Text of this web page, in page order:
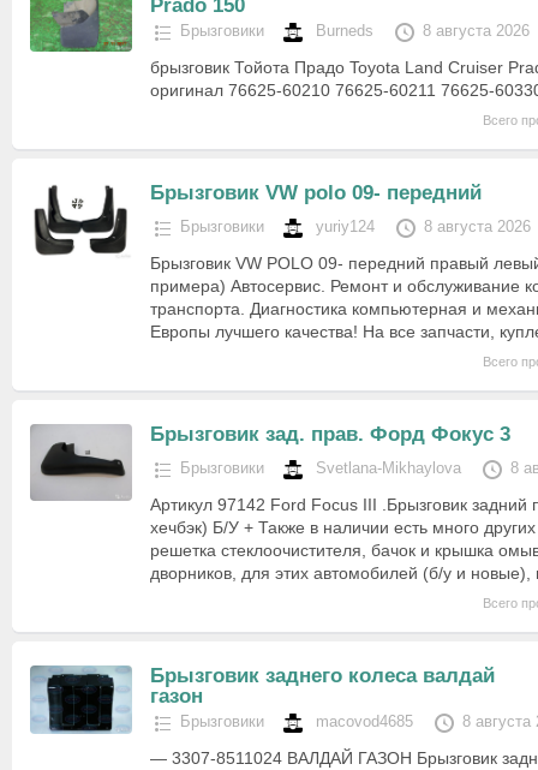
Prado 150
Брызговики Burneds 8 августа 2026
брызговик Тойота Прадо Toyota Land Cruiser
оригинал 76625-60210 76625-60211 76625-
Всего
Брызговик VW polo 09- передний
Брызговики yuriy124 8 августа 2026
Брызговик VW POLO 09- передний правый
примера) Автосервис. Ремонт и обслуживание
транспорта. Диагностика компьютерная и
Европы лучшего качества! На все запчасти,
Всего
Брызговик зад. прав. Форд Фокус 3
Брызговики Svetlana-Mikhaylova 8
Артикул 97142 Ford Focus III .Брызговик задний
хечбэк) Б/У + Также в наличии есть много
решетка стеклоочистителя, бачок и крышка
дворников, для этих автомобилей (б/у и
Всего
Брызговик заднего колеса валдай
газон
Брызговики macovod4685 8 августа
— 3307-8511024 ВАЛДАЙ ГАЗОН Брызговик